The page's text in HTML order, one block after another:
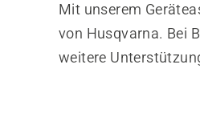
Mit unserem
von Husqvarna. Bei
weitere